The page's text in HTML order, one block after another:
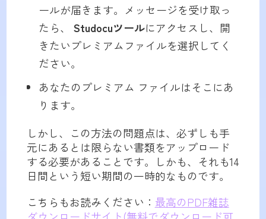
ールが届きます。メッセージを受け取っ
たら、 Studocuツールにアクセスし、開
きたいプレミアムファイルを選択してく
ださい。
あなたのプレミアム ファイルはそこにあ
ります。
しかし、この方法の問題点は、必ずしも手
元にあるとは限らない書類をアップロード
する必要があることです。しかも、それも14
日間という短い期間の一時的なものです。
こちらもお読みください： 最高のPDF雑誌